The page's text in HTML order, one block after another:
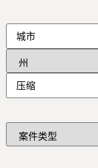
址
*
案
类